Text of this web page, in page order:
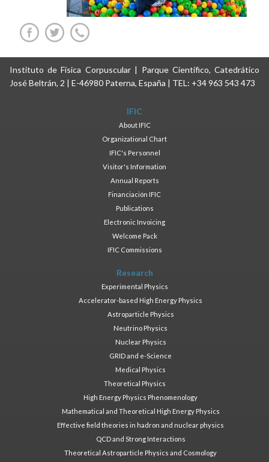
Instituto de Física Corpuscular | Parque Científico, Catedrático
José Beltrán, 2 | E-46980 Paterna, España | TEL: +34 963 543 473
IFIC
About IFIC
Organizational Chart
IFIC's Personnel
Visitor's Information
Annual Reports
Financiación IFIC
Publications
Electronic Invoicing
Welcome Pack
IFIC Commissions
Research
Experimental Physics
Accelerator-based High Energy Physics
Astroparticle Physics
Neutrino Physics
Nuclear Physics
GRID and e-Science
Medical Physics
Theoretical Physics
High Energy Physics Phenomenology
Mathematical and Theoretical High Energy Physics
Effective field theories in hadron and nuclear physics
QCD and Strong Interactions
Theoretical Astroparticle Physics and Cosmology